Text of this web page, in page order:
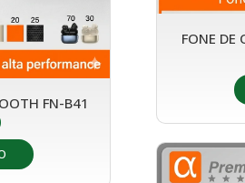
FN-B41
FONE DE